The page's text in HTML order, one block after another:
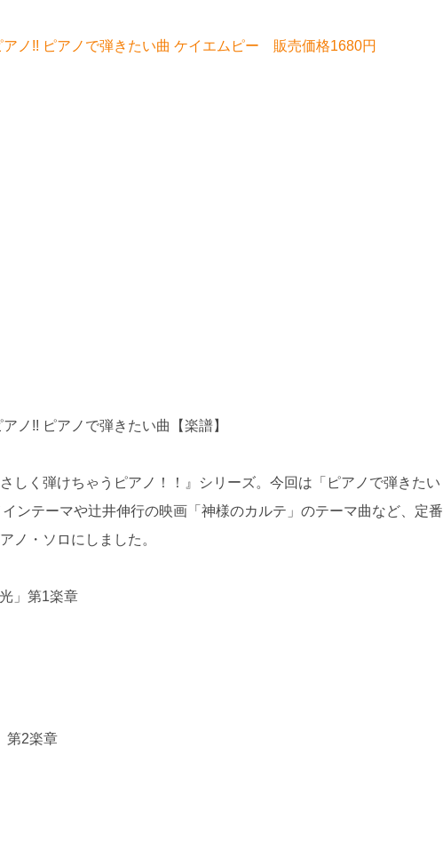
ノ!! ピアノで弾きたい曲 ケイエムピー 販売価格1680円
ノ!! ピアノで弾きたい曲【楽譜】
しく弾けちゃうピアノ！！』シリーズ。今回は「ピアノで弾きたい
ンテーマや辻井伸行の映画「神様のカルテ」のテーマ曲など、定番
ノ・ソロにしました。
」第1楽章
第2楽章